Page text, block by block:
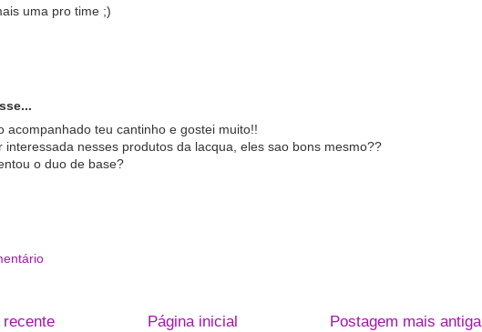
uma pro time ;)
acompanhado teu cantinho e gostei muito!!
interessada nesses produtos da lacqua, eles sao bons mesmo??
o duo de base?
Postagem mais antiga
Página inicial